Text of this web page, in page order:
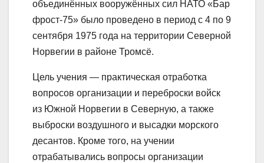
объединённых вооружённых сил НАТО «Бар
фрост-75» было проведено в период с 4 по 9
сентября 1975 года на территории Северной
Норвегии в районе Тромсё.
Цель учения — практическая отработка
вопросов организации и переброски войск
из Южной Норвегии в Северную, а также
выброски воздушного и высадки морского
десантов. Кроме того, на учении
отрабатывались вопросы организации